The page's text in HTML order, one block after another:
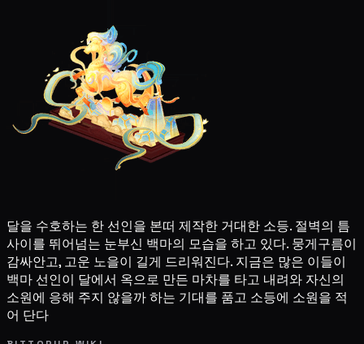
달을 수호하는 한 선인을 본떠 제작한 거대한 소등. 절벽의 틈
사이를 뛰어넘는 눈부신 백마의 모습을 하고 있다. 뭉게구름이
감싸안고, 고운 노을이 길게 드리워진다. 지금은 많은 이들이
백마 선인이 달에서 옥으로 만든 마차를 타고 내려와 자신의
소원에 응해 주지 않을까 하는 기대를 품고 소등에 소원을 적
어 단다